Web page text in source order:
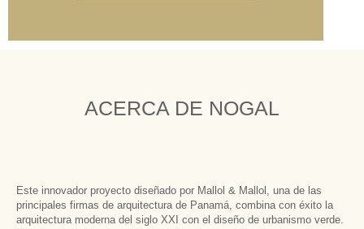
ACERCA DE NOGAL
Este innovador proyecto diseñado por Mallol & Mallol, una de las
principales firmas de arquitectura de Panamá, combina con éxito la
arquitectura moderna del siglo XXI con el diseño de urbanismo verde.